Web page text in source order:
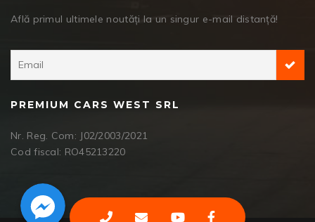
Află primul ultimele noutăți la un singur e-mail distanță!
PREMIUM CARS WEST SRL
Nr. Reg. Com: J02/2003/2021
Cod fiscal: RO45213220
Facebook Messenger